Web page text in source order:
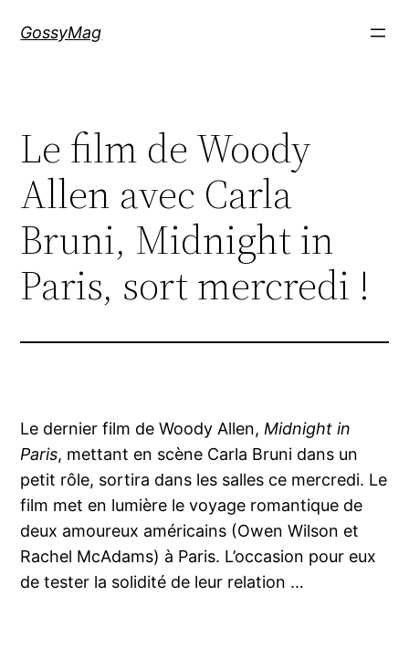
GossyMag
Le film de Woody
Allen avec Carla
Bruni, Midnight in
Paris, sort mercredi !
Le dernier film de Woody Allen,Midnight in
Paris, mettant en scène Carla Bruni dans un
petit rôle, sortira dans les salles ce mercredi. Le
film met en lumière le voyage romantique de
deux amoureux américains (Owen Wilson et
Rachel McAdams) à Paris. L’occasion pour eux
de tester la solidité de leur relation …